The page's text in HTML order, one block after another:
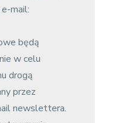
mail:
będą
w celu
drogą
przez
newslettera.